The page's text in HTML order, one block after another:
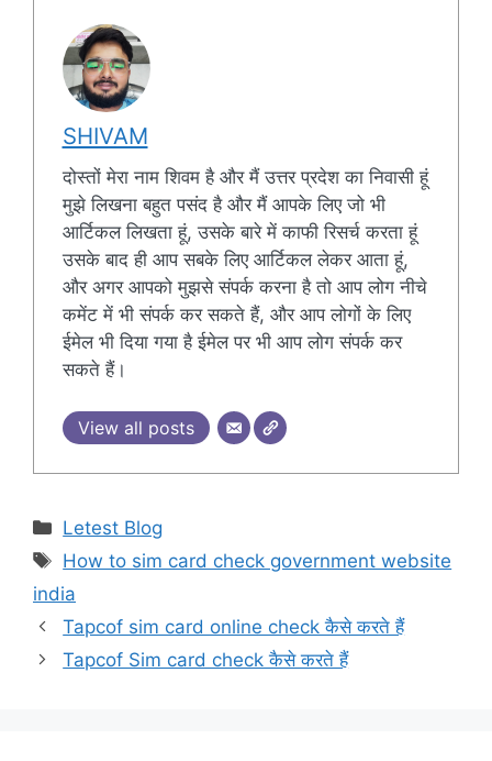
SHIVAM
दोस्तों मेरा नाम शिवम है और मैं उत्तर प्रदेश का निवासी हूं
मुझे लिखना बहुत पसंद है और मैं आपके लिए जो भी
आर्टिकल लिखता हूं, उसके बारे में काफी रिसर्च करता हूं
उसके बाद ही आप सबके लिए आर्टिकल लेकर आता हूं,
और अगर आपको मुझसे संपर्क करना है तो आप लोग नीचे
कमेंट में भी संपर्क कर सकते हैं, और आप लोगों के लिए
ईमेल भी दिया गया है ईमेल पर भी आप लोग संपर्क कर
सकते हैं।
View all posts
Categories
Letest Blog
Tags
How to sim card check government website
india
Tapcof sim card online check कैसे करते हैं
Tapcof Sim card check कैसे करते हैं